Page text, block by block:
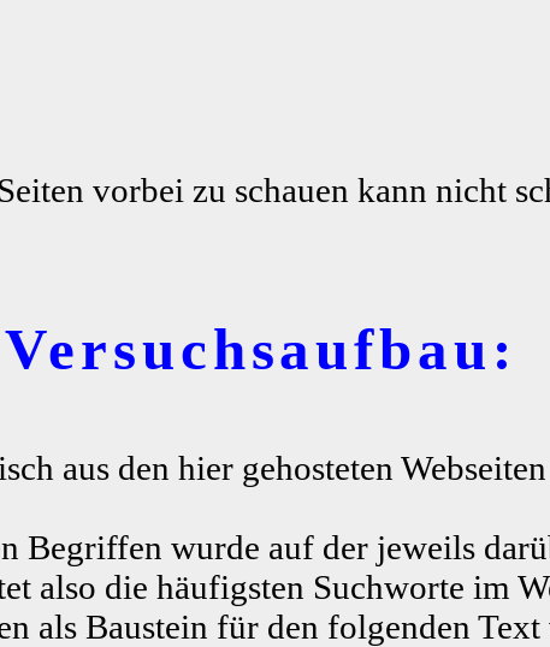
vorbei zu schauen kann nicht
aus den hier gehosteten
Begriffen wurde auf der jeweils
also die häufigsten Suchworte im
als Baustein für den folgenden